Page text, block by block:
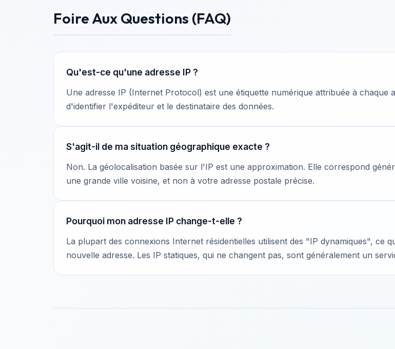
Foire Aux Questions (FAQ)
Qu'est-ce qu'une adresse IP ?
Une adresse IP (Internet Protocol) est une étiquette numérique attribuée à
d'identifier l'expéditeur et le destinataire des données.
S'agit-il de ma situation géographique exacte ?
Non. La géolocalisation basée sur l'IP est une approximation. Elle correspond
une grande ville voisine, et non à votre adresse postale précise.
Pourquoi mon adresse IP change-t-elle ?
La plupart des connexions Internet résidentielles utilisent des "IP dynamiques", ce
nouvelle adresse. Les IP statiques, qui ne changent pas, sont généralement un